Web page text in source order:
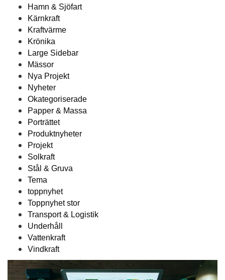
Hamn & Sjöfart
Kärnkraft
Kraftvärme
Krönika
Large Sidebar
Mässor
Nya Projekt
Nyheter
Okategoriserade
Papper & Massa
Porträttet
Produktnyheter
Projekt
Solkraft
Stål & Gruva
Tema
toppnyhet
Toppnyhet stor
Transport & Logistik
Underhåll
Vattenkraft
Vindkraft